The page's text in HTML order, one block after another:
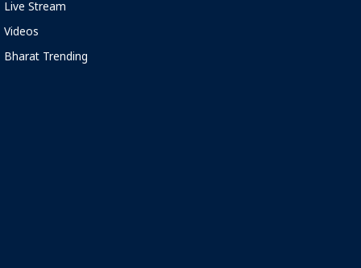
Live Stream
Videos
Bharat Trending